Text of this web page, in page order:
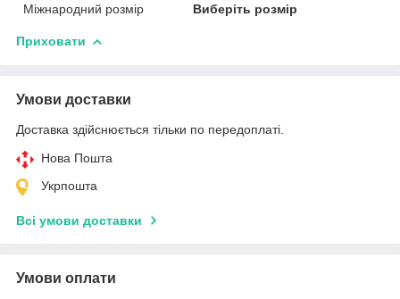
Міжнародний розмір
Виберіть розмір
Приховати
Умови доставки
Доставка здійснюється тільки по передоплаті.
Нова Пошта
Укрпошта
Всі умови доставки
Умови оплати